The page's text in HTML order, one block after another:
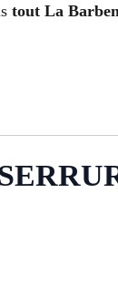
tout La